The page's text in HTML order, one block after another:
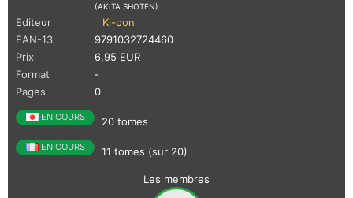
(AKITA SHOTEN)
Editeur
Ki-oon
EAN-13
9791032724460
Prix
6,95 EUR
Format
-
Pages
0
EN COURS 20 tomes
EN COURS 11 tomes (sur 20)
Les membres